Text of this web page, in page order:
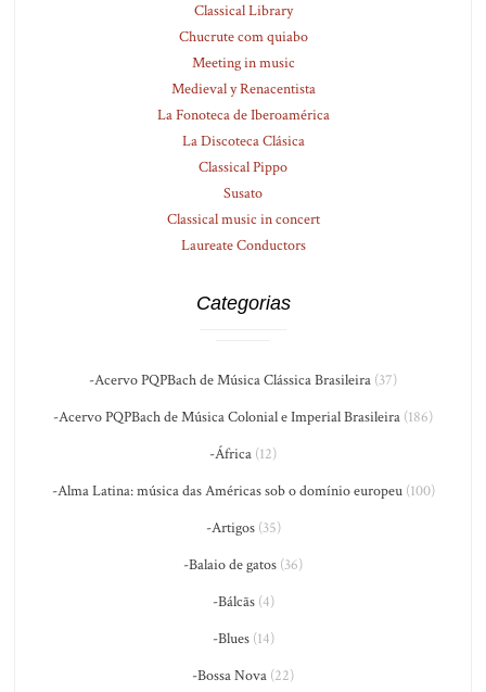
Classical Library
Chucrute com quiabo
Meeting in music
Medieval y Renacentista
La Fonoteca de Iberoamérica
La Discoteca Clásica
Classical Pippo
Susato
Classical music in concert
Laureate Conductors
Categorias
-Acervo PQPBach de Música Clássica Brasileira (37)
-Acervo PQPBach de Música Colonial e Imperial Brasileira (186)
-África (12)
-Alma Latina: música das Américas sob o domínio europeu(100)
-Artigos(35)
-Balaio de gatos (36)
-Bálcãs(4)
-Blues(14)
-Bossa Nova (22)